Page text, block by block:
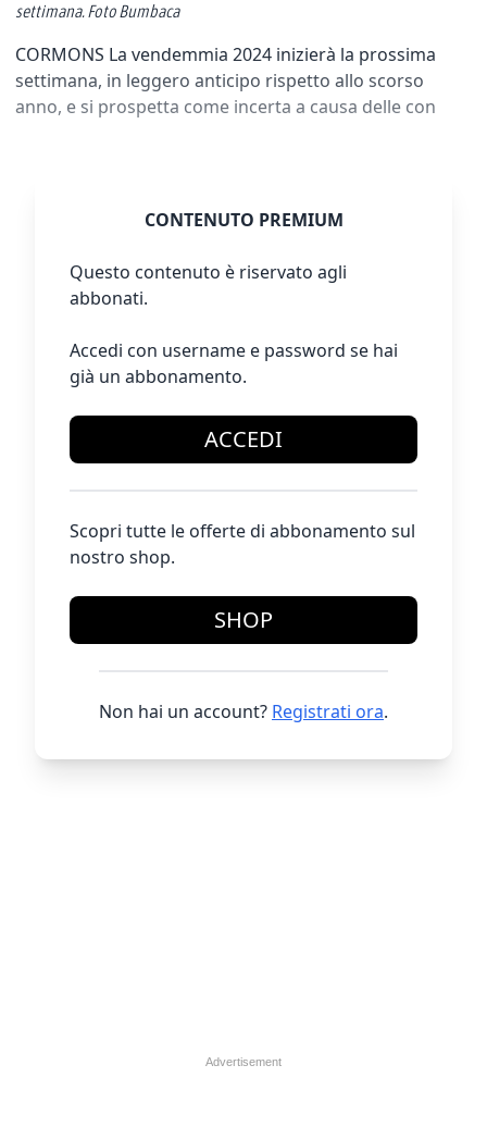
settimana. Foto Bumbaca
CORMONS La vendemmia 2024 inizierà la prossima
settimana, in leggero anticipo rispetto allo scorso
anno, e si prospetta come incerta a causa delle con
CONTENUTO PREMIUM
Questo contenuto è riservato agli
abbonati.
Accedi con username e password se hai
già un abbonamento.
ACCEDI
Scopri tutte le offerte di abbonamento sul
nostro shop.
SHOP
Non hai un account? Registrati ora.